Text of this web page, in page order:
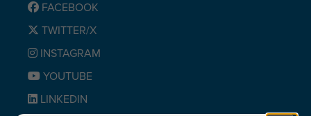
FACEBOOK
TWITTER/X
INSTAGRAM
YOUTUBE
LINKEDIN